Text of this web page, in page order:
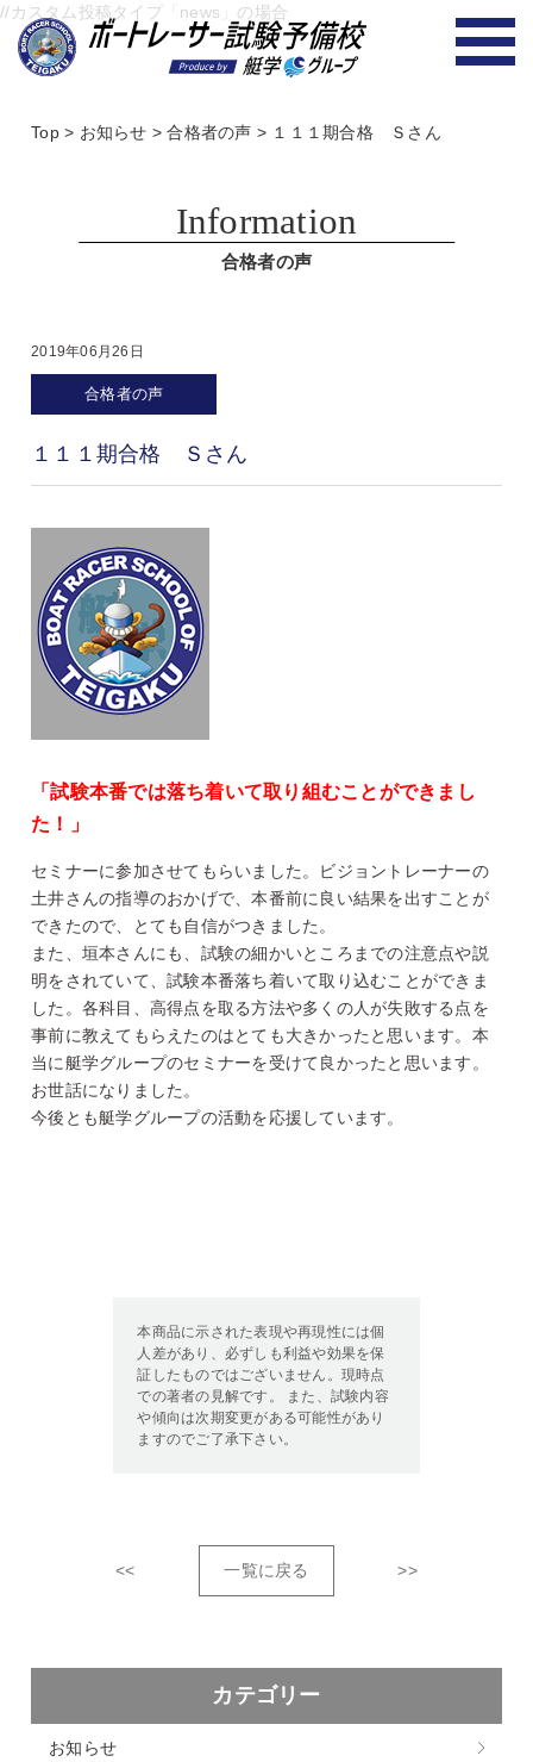
//カスタム投稿タイプ「news」の場合
Top> お知らせ >合格者の声 > １１１期合格 Ｓさん
Information
合格者の声
2019年06月26日
合格者の声
１１１期合格 Ｓさん
「試験本番では落ち着いて取り組むことができまし
た！」
セミナーに参加させてもらいました。ビジョントレーナーの
土井さんの指導のおかげで、本番前に良い結果を出すことが
できたので、とても自信がつきました。
また、垣本さんにも、試験の細かいところまでの注意点や説
明をされていて、試験本番落ち着いて取り込むことができま
した。各科目、高得点を取る方法や多くの人が失敗する点を
事前に教えてもらえたのはとても大きかったと思います。本
当に艇学グループのセミナーを受けて良かったと思います。
お世話になりました。
今後とも艇学グループの活動を応援しています。
本商品に示された表現や再現性には個
人差があり、必ずしも利益や効果を保
証したものではございません。現時点
での著者の見解です。 また、試験内容
や傾向は次期変更がある可能性があり
ますのでご了承下さい。
<< 一覧に戻る >>
カテゴリー
お知らせ